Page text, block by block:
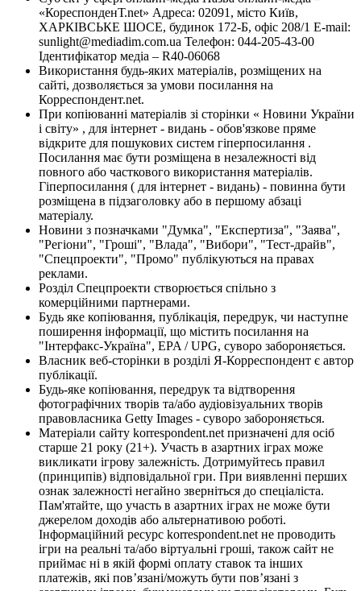
«КореспонденТ.net» Адреса: 02091, місто Київ,
ХАРКІВСЬКЕ ШОСЕ, будинок 172-Б, офіс 208/1 E-mail:
sunlight@mediadim.com.ua Телефон: 044-205-43-00
Ідентифікатор медіа – R40-06068
Використання будь-яких матеріалів, розміщених на
сайті, дозволяється за умови посилання на
Корреспондент.net.
При копіюванні матеріалів зі сторінки « Новини України
і світу» , для інтернет - видань - обов'язкове пряме
відкрите для пошукових систем гіперпосилання .
Посилання має бути розміщена в незалежності від
повного або часткового використання матеріалів.
Гіперпосилання ( для інтернет - видань) - повинна бути
розміщена в підзаголовку або в першому абзаці
матеріалу.
Новини з позначками "Думка", "Експертиза", "Заява",
"Регіони", "Гроші", "Влада", "Вибори", "Тест-драйв",
"Спецпроекти", "Промо" публікуються на правах
реклами.
Розділ Спецпроекти створюється спільно з
комерційними партнерами.
Будь яке копіювання, публікація, передрук, чи наступне
поширення інформації, що містить посилання на
"Інтерфакс-Україна", EPA / UPG, суворо забороняється.
Власник веб-сторінки в розділі Я-Корреспондент є автор
публікації.
Будь-яке копіювання, передрук та відтворення
фотографічних творів та/або аудіовізуальних творів
правовласника Getty Images - суворо забороняється.
Матеріали сайту korrespondent.net призначені для осіб
старше 21 року (21+). Участь в азартних іграх може
викликати ігрову залежність. Дотримуйтесь правил
(принципів) відповідальної гри. При виявленні перших
ознак залежності негайно зверніться до спеціаліста.
Пам'ятайте, що участь в азартних іграх не може бути
джерелом доходів або альтернативою роботі.
Інформаційний ресурс korrespondent.net не проводить
ігри на реальні та/або віртуальні гроші, також сайт не
приймає ні в якій формі оплату ставок та інших
платежів, які пов’язані/можуть бути пов’язані з